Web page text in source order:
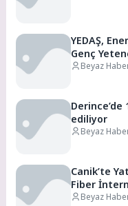
YEDAŞ,
Genç
Beyaz
Derince’de
ediliyor
Beyaz
Canik’te
Fiber
Beyaz